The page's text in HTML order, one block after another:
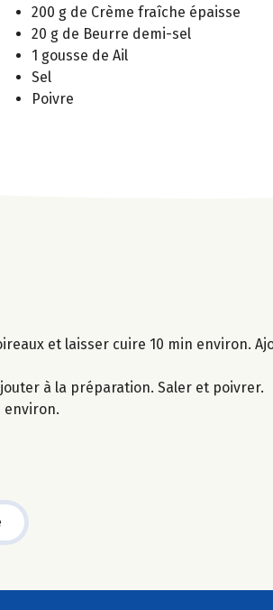
200 g de Crème fraîche épaisse
20 g de Beurre demi-sel
1 gousse de Ail
Sel
Poivre
et laisser cuire 10 min environ.
à la préparation. Saler et poivrer.
environ.